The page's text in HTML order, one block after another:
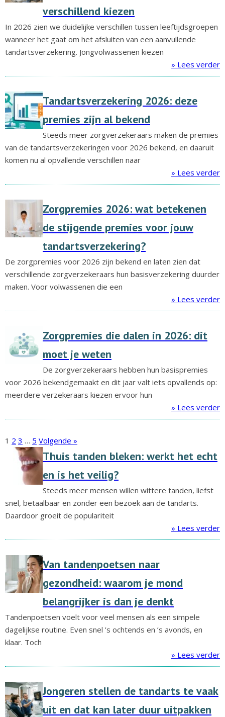
verschillend kiezen
In 2026 zien we duidelijke verschillen tussen leeftijdsgroepen
wanneer het gaat om het afsluiten van een aanvullende
tandartsverzekering. Jongvolwassenen kiezen
» Lees verder
Tandartsverzekering 2026: deze
premies zijn al bekend
Steeds meer zorgverzekeraars maken de premies
van de tandartsverzekeringen voor 2026 bekend, en daaruit
komen nu al opvallende verschillen naar
» Lees verder
Zorgpremies 2026: wat betekenen
de stijgende premies voor jouw
tandartsverzekering?
De zorgpremies voor 2026 zijn bekend en laten zien dat
verschillende zorgverzekeraars hun basisverzekering duurder
maken. Voor volwassenen die een
» Lees verder
Zorgpremies die dalen in 2026: dit
moet je weten
De zorgverzekeraars hebben hun basispremies
voor 2026 bekendgemaakt en dit jaar valt iets opvallends op:
meerdere verzekeraars kiezen ervoor hun
» Lees verder
1 2 3 … 5 Volgende »
Thuis tanden bleken: werkt het echt
en is het veilig?
Steeds meer mensen willen wittere tanden, liefst
snel, betaalbaar en zonder een bezoek aan de tandarts.
Daardoor groeit de populariteit
» Lees verder
Van tandenpoetsen naar
gezondheid: waarom je mond
belangrijker is dan je denkt
Tandenpoetsen voelt voor veel mensen als een simpele
dagelijkse routine. Even snel ’s ochtends en ’s avonds, en
klaar. Toch
» Lees verder
Jongeren stellen de tandarts te vaak
uit en dat kan later duur uitpakken